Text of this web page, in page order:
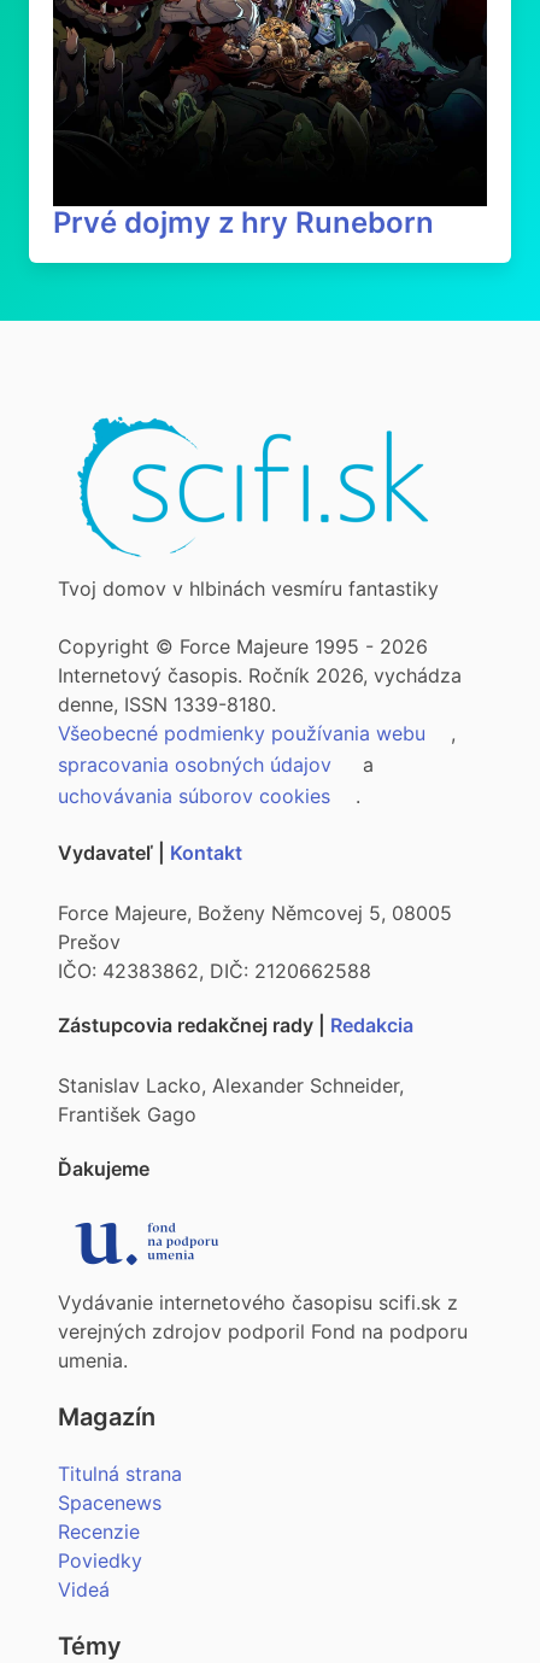
Prvé dojmy z hry Runeborn
Tvoj domov v hlbinách vesmíru fantastiky
Copyright © Force Majeure 1995 - 2026
Internetový časopis. Ročník 2026, vychádza
denne, ISSN 1339-8180.
Všeobecné podmienky používania webu
,
spracovania osobných údajov
a
uchovávania súborov cookies
.
Vydavateľ | Kontakt
Force Majeure, Boženy Němcovej 5, 08005
Prešov
IČO: 42383862, DIČ: 2120662588
Zástupcovia redakčnej rady | Redakcia
Stanislav Lacko, Alexander Schneider,
František Gago
Ďakujeme
Vydávanie internetového časopisu scifi.sk z
verejných zdrojov podporil Fond na podporu
umenia.
Magazín
Titulná strana
Spacenews
Recenzie
Poviedky
Videá
Témy